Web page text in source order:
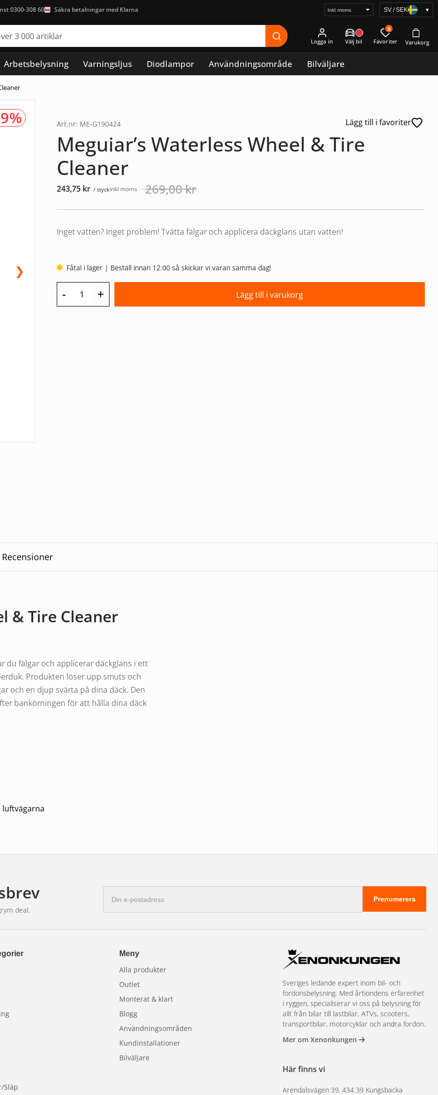
0300-308 60 Säkra betalningar med Klarna
Välj
SV / SEK ▾
Logga in
0
Arbetsbelysning Varningsljus Diodlampor Användningsområde Bilväljare
❯
Lägg till i favoriter
Art.nr: ME-G190424
Meguiar’s Waterless Wheel & Tire
Cleaner
269,00kr
Det
ursprungliga
var:
243,75 kr / styck
Det
nuvarande
är:
inkl moms
Inget vatten? Inget problem! Tvätta fälgar och applicera däckglans utan vatten!
Fåtal i lager | Beställ innan 12:00 så skickar vi varan samma dag!
- + Lägg till i varukorg
Recensioner
& Tire Cleaner
du fälgar och applicerar däckglans i ett
Produkten löser upp smuts och
och en djup svärta på dina däck. Den
bankörningen för att hålla dina däck
söka läkarvård
eller läkare
deal.
postadress
Prenumerera
Släp
Meny
Alla produkter
Outlet
Monterat & klart
Blogg
Användningsområden
Kundinstallationer
Bilväljare
Sveriges ledande expert inom bil- och
fordonsbelysning. Med årtiondens erfarenhet
i ryggen, specialiserar vi oss på belysning för
allt från bilar till lastbilar, ATVs, scooters,
transportbilar, motorcyklar och andra fordon.
Mer om Xenonkungen
Här finns vi
Arendalsvägen 39, 434 39 Kungsbacka